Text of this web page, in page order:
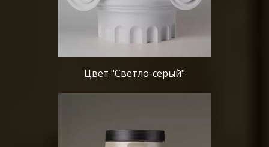
Цвет "Светло-серый"